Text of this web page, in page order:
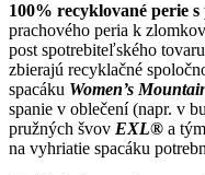
100% recyklované perie
prachového peria k
post spotrebiteľského
zbierajú recyklačné
spacáku Women’s
spanie v oblečení (napr. v
pružných švov EXL® a
na vyhriatie spacáku